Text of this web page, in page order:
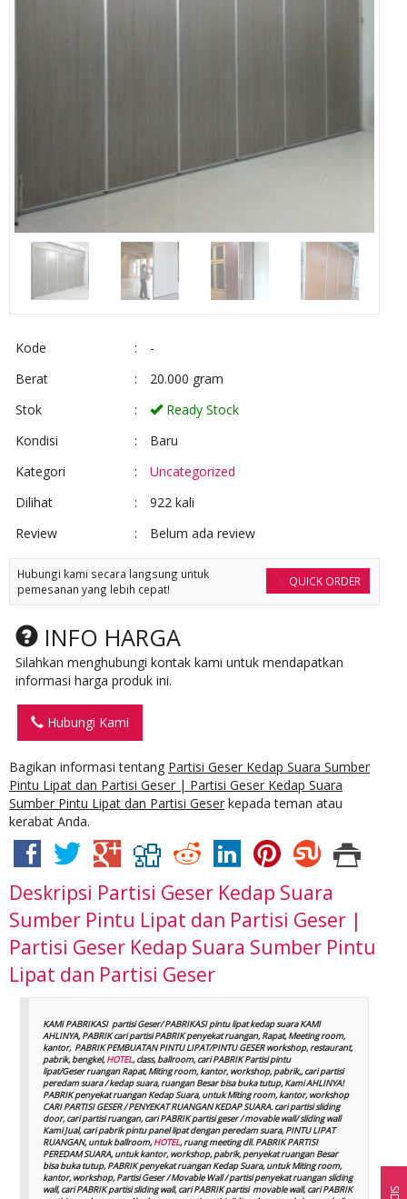
Kode :
-
Berat
:
20.000 gram
Stok
:
Ready Stock
Kondisi
:
Baru
Kategori
:
Uncategorized
Dilihat
:
922 kali
Review
: Belum ada review
QUICK ORDER
Hubungi kami secara langsung untuk
pemesanan yang lebih cepat!
INFO HARGA
Silahkan menghubungi kontak kami untuk mendapatkan
informasi harga produk ini.
Hubungi Kami
Bagikan informasi tentang Partisi Geser Kedap Suara Sumber
Pintu Lipat dan Partisi Geser | Partisi Geser Kedap Suara
Sumber Pintu Lipat dan Partisi Geser kepada teman atau
kerabat Anda.
Deskripsi Partisi Geser Kedap Suara
Sumber Pintu Lipat dan Partisi Geser |
Partisi Geser Kedap Suara Sumber Pintu
Lipat dan Partisi Geser
KAMI PABRIKASI partisi Geser/ PABRIKASI pintu lipat kedap suara KAMI
AHLINYA, PABRIK cari partisi PABRIK penyekat ruangan, Rapat, Meeting room,
kantor, PABRIK PEMBUATAN PINTU LIPAT/PINTU GESER workshop, restaurant,
pabrik, bengkel,HOTEL, class, ballroom, cari PABRIK Partisi pintu
lipat/Geser ruangan Rapat, Miting room, kantor, workshop, pabrik,, cari partisi
peredam suara / kedap suara, ruangan Besar bisa buka tutup, Kami AHLINYA!
PABRIK penyekat ruangan Kedap Suara, untuk Miting room, kantor, workshop
CARI PARTISI GESER / PENYEKAT RUANGAN KEDAP SUARA. cari partisi sliding
door, cari partisi ruangan, cari PABRIK partisi geser / movable wall/ sliding wall
Kami Jual, cari pabrik pintu panel lipat dengan peredam suara, PINTU LIPAT
RUANGAN, untuk ballroom,HOTEL, ruang meeting dll. PABRIK PARTISI
PEREDAM SUARA, untuk kantor, workshop, pabrik, penyekat ruangan Besar
bisa buka tutup, PABRIK penyekat ruangan Kedap Suara, untuk Miting room,
kantor, workshop, Partisi Geser / Movable Wall / partisi penyekat ruangan sliding
wall, cari PABRIK partisi sliding wall, cari PABRIK partisi movable wall, cari PABRIK